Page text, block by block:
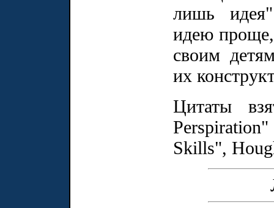
лишь
идею
своим
их
Цитаты
Skills",